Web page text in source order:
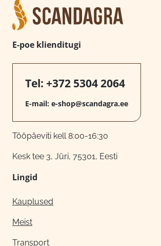
E-poe klienditugi
Tel: +372 5304 2064
E-mail: e-shop@scandagra.ee
Tööpäeviti kell 8:00-16:30
Kesk tee 3, Jüri, 75301, Eesti
Lingid
Kauplused
Meist
Transport